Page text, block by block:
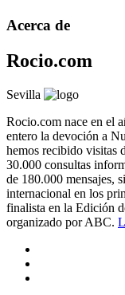
Acerca de
Rocio.com
Sevilla
Rocio.com nace en el
entero la devoción a
hemos recibido visitas
30.000 consultas
de 180.000 mensajes,
internacional en los
finalista en la Edición
organizado por ABC.